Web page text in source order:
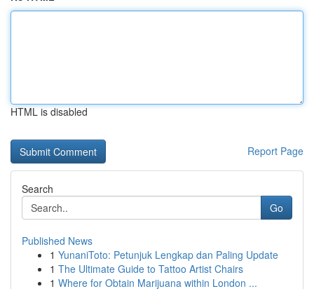
HTML is disabled
Report Page
Search
Go
Published News
1 YunaniToto: Petunjuk Lengkap dan Paling Update
1 The Ultimate Guide to Tattoo Artist Chairs
1 Where for Obtain Marijuana within London ...